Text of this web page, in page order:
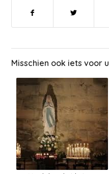
Misschien ook iets voor u